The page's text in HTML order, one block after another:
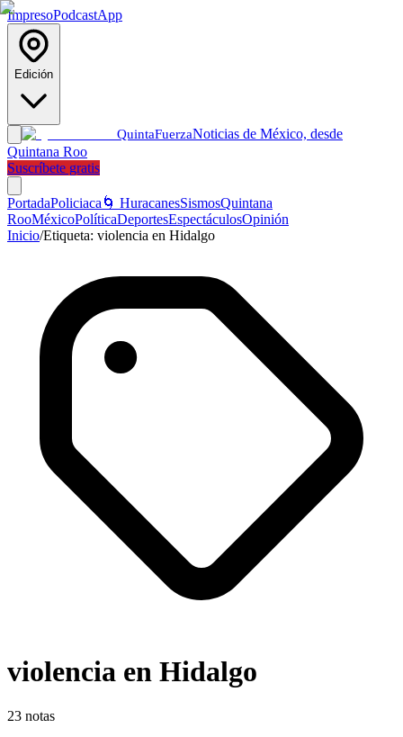
ImpresoPodcastApp
Edición
QuintaFuerzaNoticias de México, desde
Quintana Roo
Suscríbete gratis
PortadaPoliciaca 🌀 HuracanesSismosQuintana
RooMéxicoPolíticaDeportesEspectáculosOpinión
Inicio/Etiqueta: violencia en Hidalgo
violencia en Hidalgo
23 notas